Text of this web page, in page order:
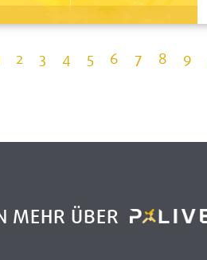
2 3 4 5 6 7 8 9
MEHR ÜBER